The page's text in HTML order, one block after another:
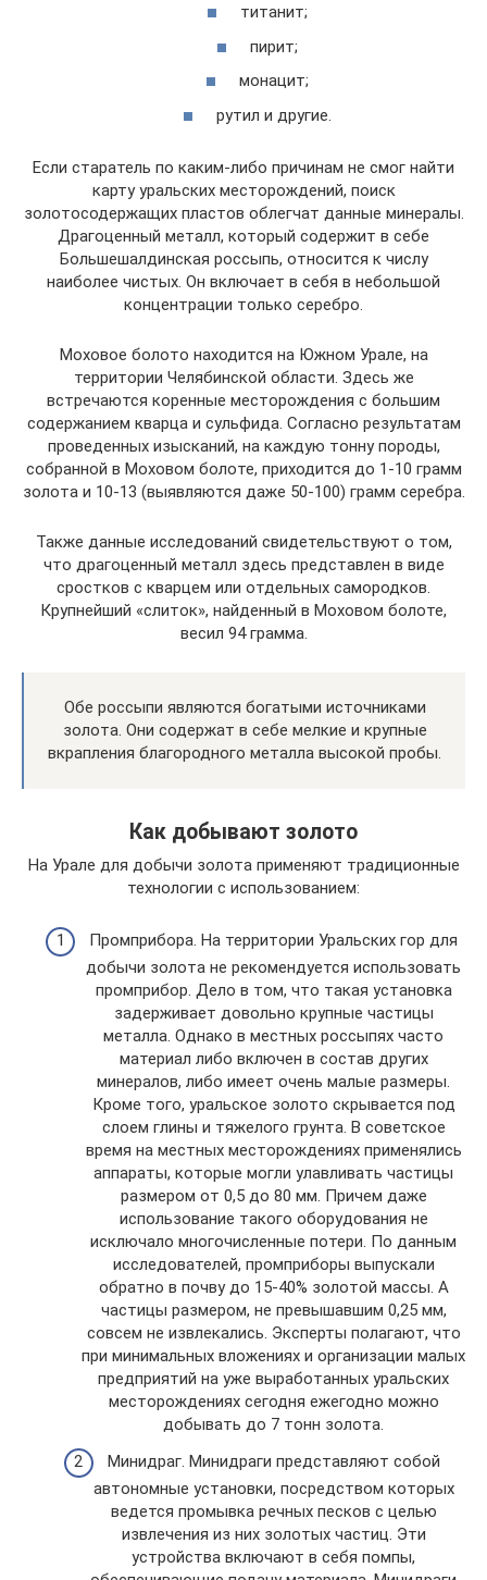
титанит;
пирит;
монацит;
рутил и другие.
Если старатель по каким-либо причинам не смог найти
карту уральских месторождений, поиск
золотосодержащих пластов облегчат данные минералы.
Драгоценный металл, который содержит в себе
Большешалдинская россыпь, относится к числу
наиболее чистых. Он включает в себя в небольшой
концентрации только серебро.
Моховое болото находится на Южном Урале, на
территории Челябинской области. Здесь же
встречаются коренные месторождения с большим
содержанием кварца и сульфида. Согласно результатам
проведенных изысканий, на каждую тонну породы,
собранной в Моховом болоте, приходится до 1-10 грамм
золота и 10-13 (выявляются даже 50-100) грамм серебра.
Также данные исследований свидетельствуют о том,
что драгоценный металл здесь представлен в виде
сростков с кварцем или отдельных самородков.
Крупнейший «слиток», найденный в Моховом болоте,
весил 94 грамма.
Обе россыпи являются богатыми источниками
золота. Они содержат в себе мелкие и крупные
вкрапления благородного металла высокой пробы.
Как добывают золото
На Урале для добычи золота применяют традиционные
технологии с использованием:
Промприбора. На территории Уральских гор для
добычи золота не рекомендуется использовать
промприбор. Дело в том, что такая установка
задерживает довольно крупные частицы
металла. Однако в местных россыпях часто
материал либо включен в состав других
минералов, либо имеет очень малые размеры.
Кроме того, уральское золото скрывается под
слоем глины и тяжелого грунта. В советское
время на местных месторождениях применялись
аппараты, которые могли улавливать частицы
размером от 0,5 до 80 мм. Причем даже
использование такого оборудования не
исключало многочисленные потери. По данным
исследователей, промприборы выпускали
обратно в почву до 15-40% золотой массы. А
частицы размером, не превышавшим 0,25 мм,
совсем не извлекались. Эксперты полагают, что
при минимальных вложениях и организации малых
предприятий на уже выработанных уральских
месторождениях сегодня ежегодно можно
добывать до 7 тонн золота.
Минидраг. Минидраги представляют собой
автономные установки, посредством которых
ведется промывка речных песков с целью
извлечения из них золотых частиц. Эти
устройства включают в себя помпы,